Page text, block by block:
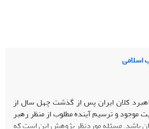
اسلامی
کلان ایران پس از گذشت چهل سال از
موجود و ترسیم آینده مطلوب از منظر رهبر
باشد. مسئله موردنظر پژوهش این است که